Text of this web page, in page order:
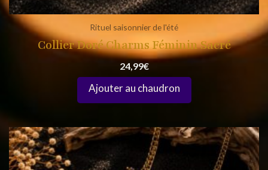
Rituel saisonnier de l'été
Collier Doré Charms Féminin Sacré
24,99€